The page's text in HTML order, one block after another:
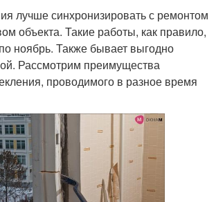
лучше синхронизировать с ремонтом
объекта. Такие работы, как правило,
ноябрь. Также бывает выгодно
Рассмотрим преимущества
проводимого в разное время